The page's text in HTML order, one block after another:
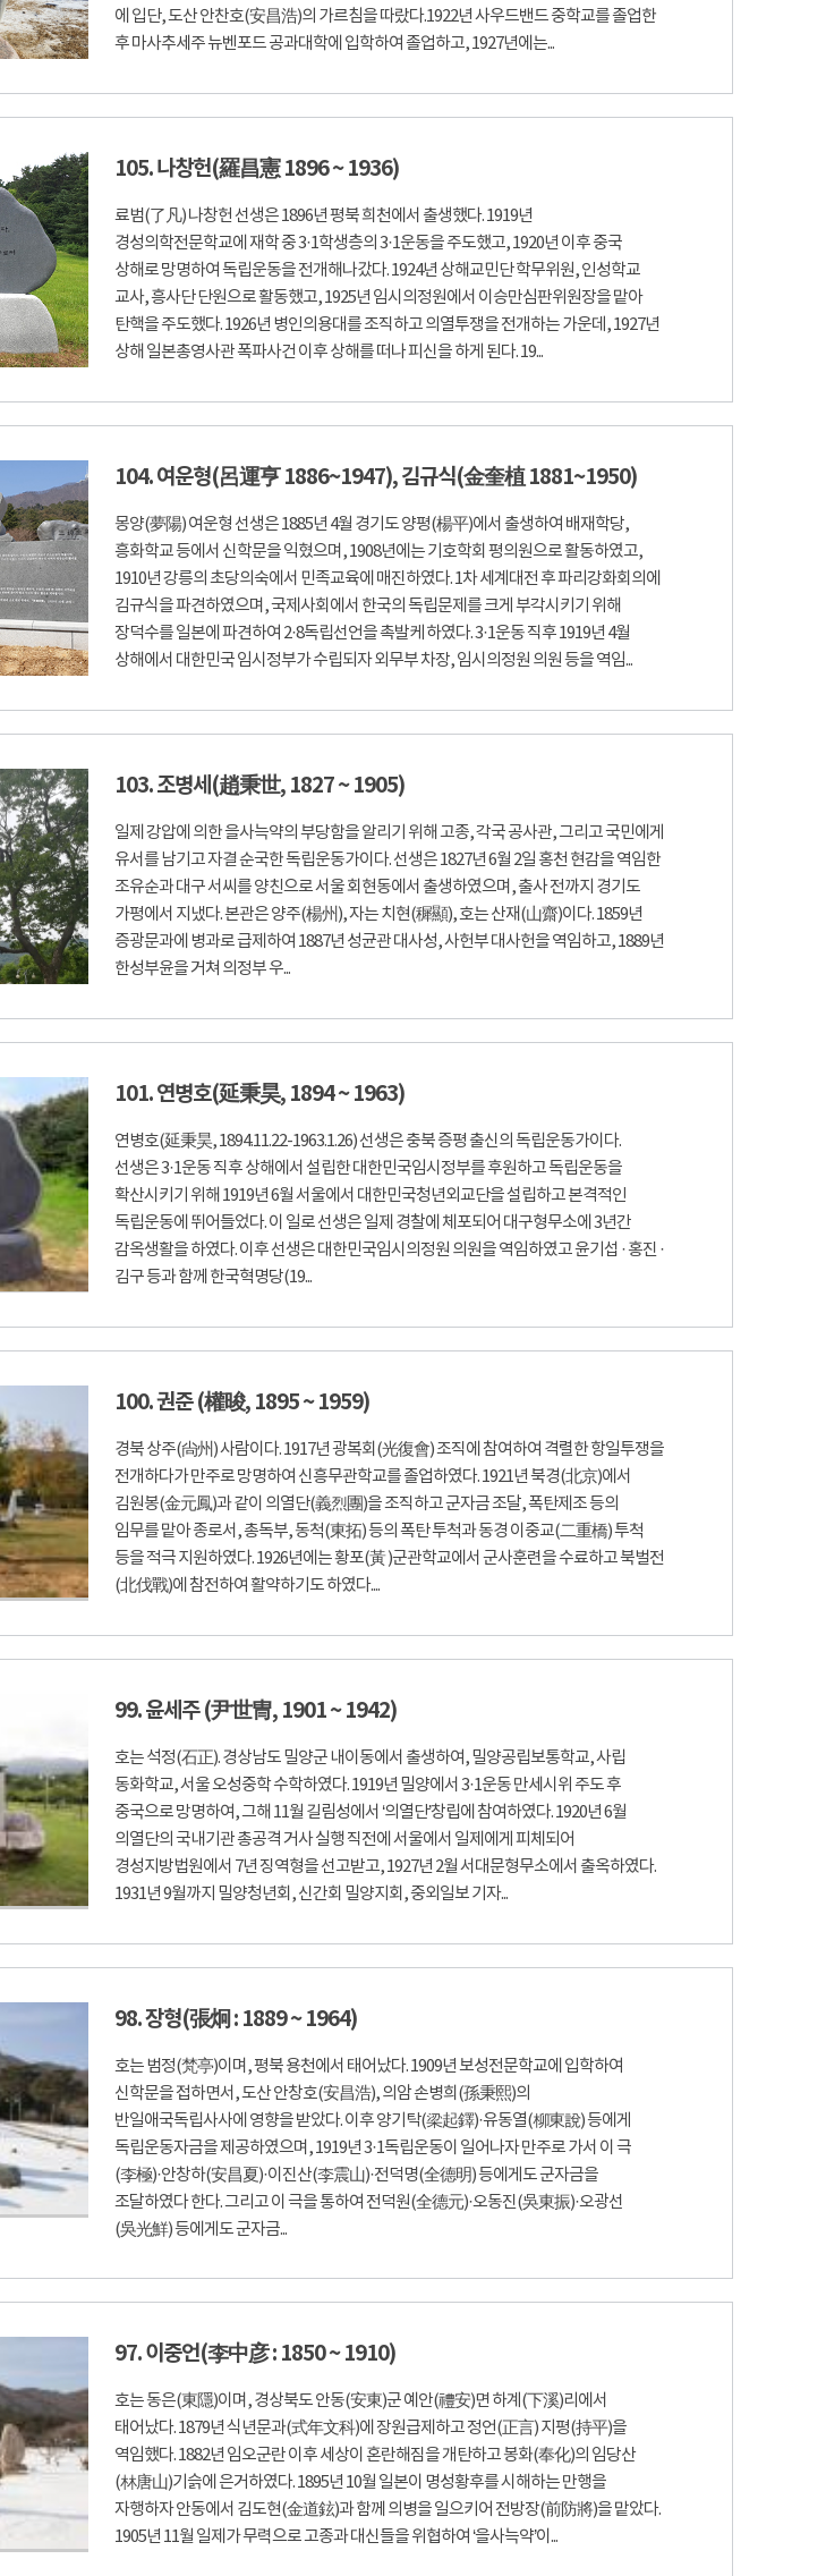
에 입단, 도산 안찬호(安昌浩)의 가르침을 따랐다.1922년 사우드밴드 중학교를 졸업한
후 마사추세주 뉴벤포드 공과대학에 입학하여 졸업하고, 1927년에는...
105. 나창헌(羅昌憲 1896 ~ 1936)
료범(了凡) 나창헌 선생은 1896년 평북 희천에서 출생했다. 1919년
경성의학전문학교에 재학 중 3·1학생층의 3·1운동을 주도했고, 1920년 이후 중국
상해로 망명하여 독립운동을 전개해나갔다. 1924년 상해교민단 학무위원, 인성학교
교사, 흥사단 단원으로 활동했고, 1925년 임시의정원에서 이승만심판위원장을 맡아
탄핵을 주도했다. 1926년 병인의용대를 조직하고 의열투쟁을 전개하는 가운데, 1927년
상해 일본총영사관 폭파사건 이후 상해를 떠나 피신을 하게 된다. 19...
104. 여운형(呂運亨 1886~1947), 김규식(金奎植 1881~1950)
몽양(夢陽) 여운형 선생은 1885년 4월 경기도 양평(楊平)에서 출생하여 배재학당,
흥화학교 등에서 신학문을 익혔으며, 1908년에는 기호학회 평의원으로 활동하였고,
1910년 강릉의 초당의숙에서 민족교육에 매진하였다. 1차 세계대전 후 파리강화회의에
김규식을 파견하였으며, 국제사회에서 한국의 독립문제를 크게 부각시키기 위해
장덕수를 일본에 파견하여 2·8독립선언을 촉발케 하였다. 3·1운동 직후 1919년 4월
상해에서 대한민국 임시정부가 수립되자 외무부 차장, 임시의정원 의원 등을 역임...
103. 조병세(趙秉世, 1827 ~ 1905)
일제 강압에 의한 을사늑약의 부당함을 알리기 위해 고종, 각국 공사관, 그리고 국민에게
유서를 남기고 자결 순국한 독립운동가이다. 선생은 1827년 6월 2일 홍천 현감을 역임한
조유순과 대구 서씨를 양친으로 서울 회현동에서 출생하였으며, 출사 전까지 경기도
가평에서 지냈다. 본관은 양주(楊州), 자는 치현(穉顯), 호는 산재(山齋)이다. 1859년
증광문과에 병과로 급제하여 1887년 성균관 대사성, 사헌부 대사헌을 역임하고, 1889년
한성부윤을 거쳐 의정부 우...
101. 연병호(延秉昊, 1894 ~ 1963)
연병호(延秉昊, 1894.11.22-1963.1.26) 선생은 충북 증평 출신의 독립운동가이다.
선생은 3·1운동 직후 상해에서 설립한 대한민국임시정부를 후원하고 독립운동을
확산시키기 위해 1919년 6월 서울에서 대한민국청년외교단을 설립하고 본격적인
독립운동에 뛰어들었다. 이 일로 선생은 일제 경찰에 체포되어 대구형무소에 3년간
감옥생활을 하였다. 이후 선생은 대한민국임시의정원 의원을 역임하였고 윤기섭 · 홍진 ·
김구 등과 함께 한국혁명당(19...
100. 권준 (權晙, 1895 ~ 1959)
경북 상주(尙州) 사람이다. 1917년 광복회(光復會) 조직에 참여하여 격렬한 항일투쟁을
전개하다가 만주로 망명하여 신흥무관학교를 졸업하였다. 1921년 북경(北京)에서
김원봉(金元鳳)과 같이 의열단(義烈團)을 조직하고 군자금 조달, 폭탄제조 등의
임무를 맡아 종로서, 총독부, 동척(東拓) 등의 폭탄 투척과 동경 이중교(二重橋) 투척
등을 적극 지원하였다. 1926년에는 황포(黃 )군관학교에서 군사훈련을 수료하고 북벌전
(北伐戰)에 참전하여 활약하기도 하였다....
99. 윤세주 (尹世冑, 1901 ~ 1942)
호는 석정(石正). 경상남도 밀양군 내이동에서 출생하여, 밀양공립보통학교, 사립
동화학교, 서울 오성중학 수학하였다. 1919년 밀양에서 3·1운동 만세시위 주도 후
중국으로 망명하여, 그해 11월 길림성에서 ‘의열단’창립에 참여하였다. 1920년 6월
의열단의 국내기관 총공격 거사 실행 직전에 서울에서 일제에게 피체되어
경성지방법원에서 7년 징역형을 선고받고, 1927년 2월 서대문형무소에서 출옥하였다.
1931년 9월까지 밀양청년회, 신간회 밀양지회, 중외일보 기자...
98. 장형(張炯 : 1889 ~ 1964)
호는 범정(梵亭)이며, 평북 용천에서 태어났다. 1909년 보성전문학교에 입학하여
신학문을 접하면서, 도산 안창호(安昌浩), 의암 손병희(孫秉熙)의
반일애국독립사사에 영향을 받았다. 이후 양기탁(梁起鐸)·유동열(柳東說) 등에게
독립운동자금을 제공하였으며, 1919년 3·1독립운동이 일어나자 만주로 가서 이 극
(李極)·안창하(安昌夏)·이진산(李震山)·전덕명(全德明) 등에게도 군자금을
조달하였다 한다. 그리고 이 극을 통하여 전덕원(全德元)·오동진(吳東振)·오광선
(吳光鮮) 등에게도 군자금...
97. 이중언(李中彦 : 1850 ~ 1910)
호는 동은(東隱)이며, 경상북도 안동(安東)군 예안(禮安)면 하계(下溪)리에서
태어났다. 1879년 식년문과(式年文科)에 장원급제하고 정언(正言) 지평(持平)을
역임했다. 1882년 임오군란 이후 세상이 혼란해짐을 개탄하고 봉화(奉化)의 임당산
(林唐山)기슭에 은거하였다. 1895년 10월 일본이 명성황후를 시해하는 만행을
자행하자 안동에서 김도현(金道鉉)과 함께 의병을 일으키어 전방장(前防將)을 맡았다.
1905년 11월 일제가 무력으로 고종과 대신들을 위협하여 ‘을사늑약’이...